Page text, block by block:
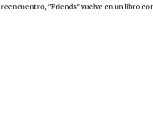
reencuentro, "Friends" vuelve en un libro